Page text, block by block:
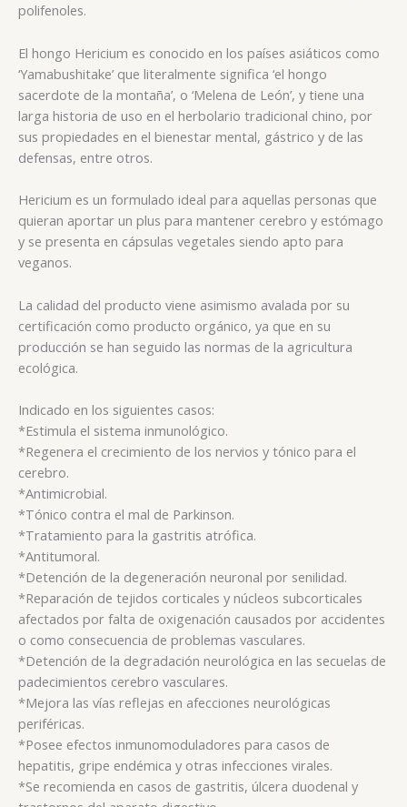
polifenoles.
El hongo Hericium es conocido en los países asiáticos como
‘Yamabushitake’ que literalmente significa ‘el hongo
sacerdote de la montaña’, o ‘Melena de León’, y tiene una
larga historia de uso en el herbolario tradicional chino, por
sus propiedades en el bienestar mental, gástrico y de las
defensas, entre otros.
Hericium es un formulado ideal para aquellas personas que
quieran aportar un plus para mantener cerebro y estómago
y se presenta en cápsulas vegetales siendo apto para
veganos.
La calidad del producto viene asimismo avalada por su
certificación como producto orgánico, ya que en su
producción se han seguido las normas de la agricultura
ecológica.
Indicado en los siguientes casos:
*Estimula el sistema inmunológico.
*Regenera el crecimiento de los nervios y tónico para el
cerebro.
*Antimicrobial.
*Tónico contra el mal de Parkinson.
*Tratamiento para la gastritis atrófica.
*Antitumoral.
*Detención de la degeneración neuronal por senilidad.
*Reparación de tejidos corticales y núcleos subcorticales
afectados por falta de oxigenación causados por accidentes
o como consecuencia de problemas vasculares.
*Detención de la degradación neurológica en las secuelas de
padecimientos cerebro vasculares.
*Mejora las vías reflejas en afecciones neurológicas
periféricas.
*Posee efectos inmunomoduladores para casos de
hepatitis, gripe endémica y otras infecciones virales.
*Se recomienda en casos de gastritis, úlcera duodenal y